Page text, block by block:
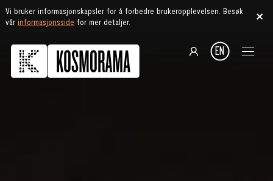
Vi bruker informasjonskapsler for å forbedre brukeropplevelsen. Besøk
vårinformasjonsside for mer detaljer.
EN